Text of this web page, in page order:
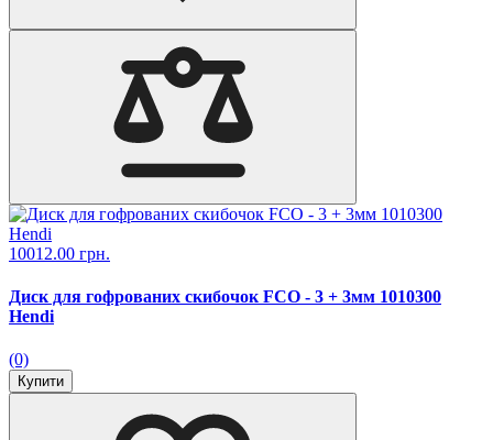
10012.00 грн.
Диск для гофрованих скибочок FCО - 3 + 3мм 1010300
Hendi
(0)
Купити